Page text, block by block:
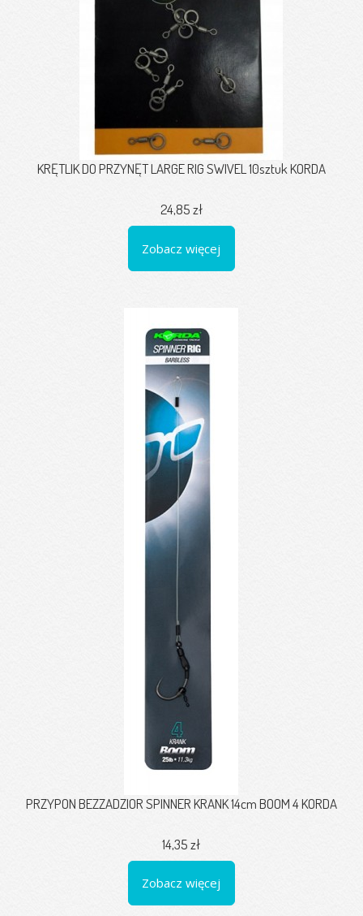
KRĘTLIK DO PRZYNĘT LARGE RIG SWIVEL 10sztuk KORDA
24,85 zł
Zobacz więcej
PRZYPON BEZZADZIOR SPINNER KRANK 14cm BOOM 4 KORDA
14,35 zł
Zobacz więcej